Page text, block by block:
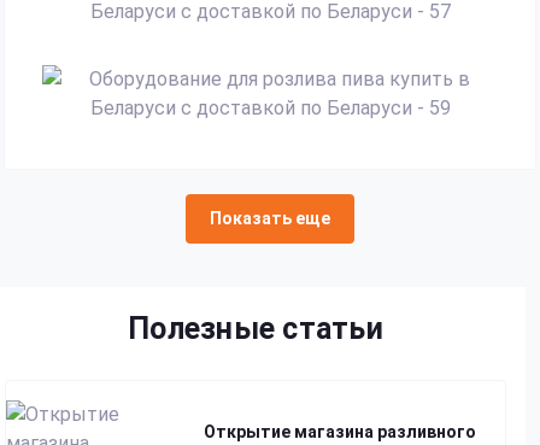
Показать еще
Полезные статьи
Открытие магазина разливного